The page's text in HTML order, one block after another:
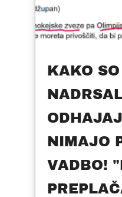
KAKO
NIMAJO
VADBO!